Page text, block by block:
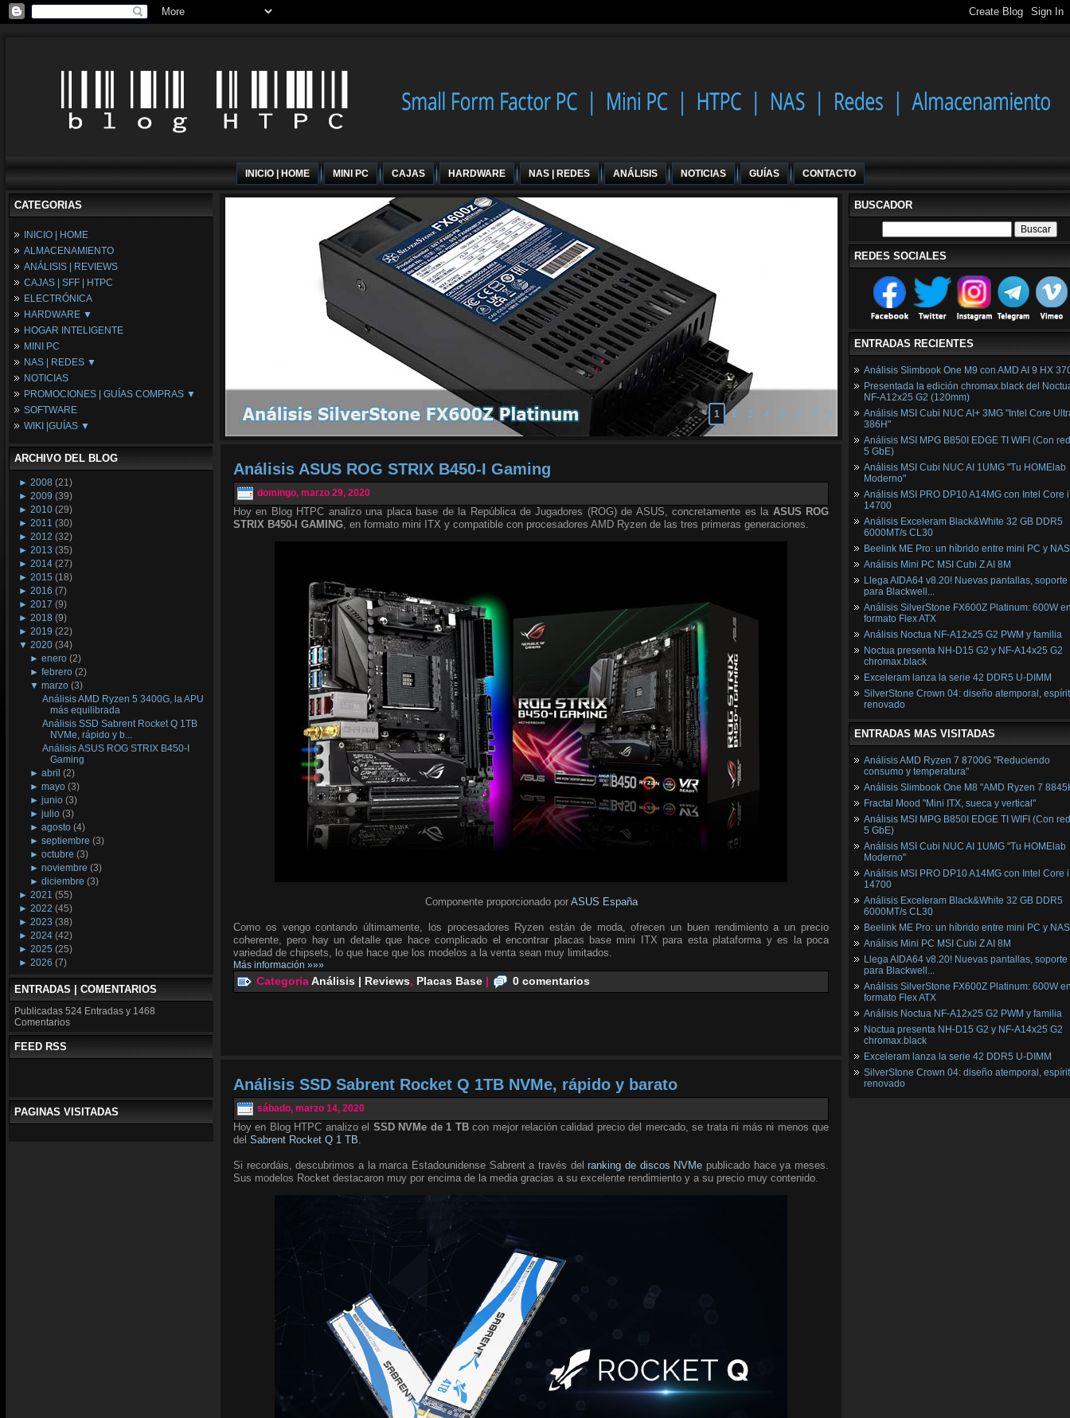
INICIO | HOME MINI PC CAJAS HARDWARE NAS | REDES ANÁLISIS NOTICIAS GUÍAS CONTACTO
CATEGORIAS
INICIO | HOME
ALMACENAMIENTO
ANÁLISIS | REVIEWS
CAJAS | SFF | HTPC
ELECTRÓNICA
HARDWARE ▼
Fuentes de Alimentación
Memória RAM
Placas Base
Procesadores
Periféricos
Refrigeración
Tarjetas Gráficas
HOGAR INTELIGENTE
MINI PC
NAS | REDES ▼
NAS
Espacio Synology
Redes
NOTICIAS
PROMOCIONES | GUÍAS COMPRAS ▼
Configuraciones Ordenadores
Guías de Compras
SOFTWARE
WIKI |GUÍAS ▼
Wikipedia
ARCHIVO DEL BLOG
► 2008 (21)
► 2009 (39)
► 2010 (29)
► 2011 (30)
► 2012 (32)
► 2013 (35)
► 2014 (27)
► 2015 (18)
► 2016 (7)
► 2017 (9)
► 2018 (9)
► 2019 (22)
▼ 2020 (34)
►enero (2)
►febrero (2)
▼marzo (3)
Análisis AMD Ryzen 5 3400G, la APU
más equilibrada
Análisis SSD Sabrent Rocket Q 1TB
NVMe, rápido y b...
Análisis ASUS ROG STRIX B450-I
Gaming
►abril (2)
►mayo (3)
►junio (3)
►julio (3)
►agosto (4)
►septiembre (3)
►octubre (3)
►noviembre (3)
►diciembre (3)
► 2021 (55)
► 2022 (45)
► 2023 (38)
► 2024 (42)
► 2025 (25)
► 2026 (7)
ENTRADAS | COMENTARIOS
Publicadas 524 Entradas y 1468
Comentarios
FEED RSS
PAGINAS VISITADAS
1 2 3 4 5 6 7 8
Análisis ASUS ROG STRIX B450-I Gaming
domingo, marzo 29, 2020
Hoy en Blog HTPC analizo una placa base de la República de Jugadores (ROG) de ASUS, concretamente es la ASUS ROG
STRIX B450-I GAMING, en formato mini ITX y compatible con procesadores AMD Ryzen de las tres primeras generaciones.
Componente proporcionado por ASUS España
Como os vengo contando últimamente, los procesadores Ryzen están de moda, ofrecen un buen rendimiento a un precio
coherente, pero hay un detalle que hace complicado el encontrar placas base mini ITX para esta plataforma y es la poca
variedad de chipsets, lo que hace que los modelos a la venta sean muy limitados.
Más información »»»
CategoriaAnálisis | Reviews, Placas Base | 0 comentarios
Análisis SSD Sabrent Rocket Q 1TB NVMe, rápido y barato
sábado, marzo 14, 2020
Hoy en Blog HTPC analizo el SSD NVMe de 1 TBcon mejor relación calidad precio del mercado, se trata ni más ni menos que
del Sabrent Rocket Q 1 TB.
Si recordáis, descubrimos a la marca Estadounidense Sabrent a través delranking de discos NVMe publicado hace ya meses.
Sus modelos Rocket destacaron muy por encima de la media gracias a su excelente rendimiento y a su precio muy contenido.
BUSCADOR
REDES SOCIALES
ENTRADAS RECIENTES
Análisis Slimbook One M9 con AMD AI 9 HX
Presentada la edición chromax.black del
NF‑A12x25 G2 (120mm)
Análisis MSI Cubi NUC AI+ 3MG "Intel Core
386H"
Análisis MSI MPG B850I EDGE TI WIFI (Con
5 GbE)
Análisis MSI Cubi NUC AI 1UMG "Tu HOMElab
Moderno"
Análisis MSI PRO DP10 A14MG con Intel Core
14700
Análisis Exceleram Black&White 32 GB DDR5
6000MT/s CL30
Beelink ME Pro: un híbrido entre mini PC y NAS
Análisis Mini PC MSI Cubi Z AI 8M
Llega AIDA64 v8.20! Nuevas pantallas, soporte
para Blackwell...
Análisis SilverStone FX600Z Platinum: 600W
formato Flex ATX
Análisis Noctua NF-A12x25 G2 PWM y familia
Noctua presenta NH-D15 G2 y NF-A14x25 G2
chromax.black
Exceleram lanza la serie 42 DDR5 U-DIMM
SilverStone Crown 04: diseño atemporal,
renovado
ENTRADAS MAS VISITADAS
Análisis AMD Ryzen 7 8700G "Reduciendo
consumo y temperatura"
Análisis Slimbook One M8 "AMD Ryzen 7
Fractal Mood "Mini ITX, sueca y vertical"
Análisis MSI MPG B850I EDGE TI WIFI (Con
5 GbE)
Análisis MSI Cubi NUC AI 1UMG "Tu HOMElab
Moderno"
Análisis MSI PRO DP10 A14MG con Intel Core
14700
Análisis Exceleram Black&White 32 GB DDR5
6000MT/s CL30
Beelink ME Pro: un híbrido entre mini PC y NAS
Análisis Mini PC MSI Cubi Z AI 8M
Llega AIDA64 v8.20! Nuevas pantallas, soporte
para Blackwell...
Análisis SilverStone FX600Z Platinum: 600W
formato Flex ATX
Análisis Noctua NF-A12x25 G2 PWM y familia
Noctua presenta NH-D15 G2 y NF-A14x25 G2
chromax.black
Exceleram lanza la serie 42 DDR5 U-DIMM
SilverStone Crown 04: diseño atemporal,
renovado